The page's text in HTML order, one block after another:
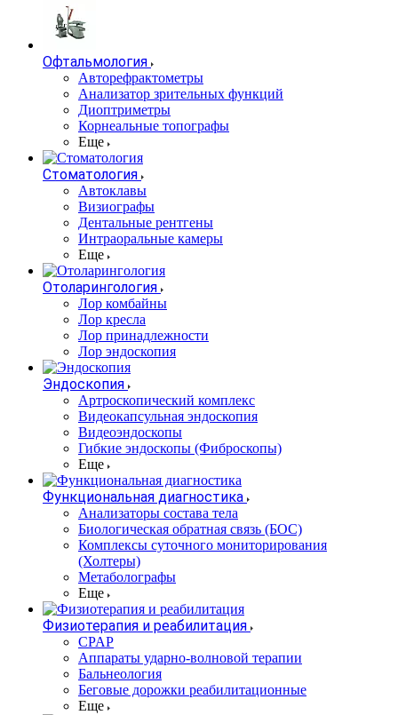
Офтальмология
Авторефрактометры
Анализатор зрительных функций
Диоптриметры
Корнеальные топографы
Еще
Стоматология
Автоклавы
Визиографы
Дентальные рентгены
Интраоральные камеры
Еще
Отоларингология
Лор комбайны
Лор кресла
Лор принадлежности
Лор эндоскопия
Эндоскопия
Артроскопический комплекс
Видеокапсульная эндоскопия
Видеоэндоскопы
Гибкие эндоскопы (Фиброcкопы)
Еще
Функциональная диагностика
Анализаторы состава тела
Биологическая обратная связь (БОС)
Комплексы суточного мониторирования
(Холтеры)
Метаболографы
Еще
Физиотерапия и реабилитация
CPAP
Аппараты ударно-волновой терапии
Бальнеология
Беговые дорожки реабилитационные
Еще